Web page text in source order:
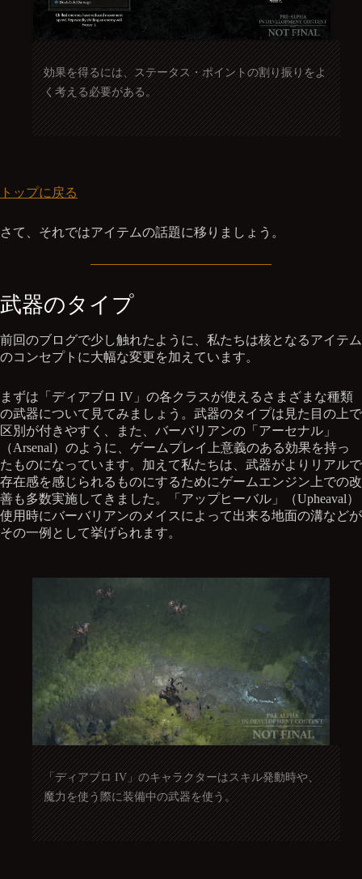
効果を得るには、ステータス・ポイントの割り振りをよ
く考える必要がある。
トップに戻る
さて、それではアイテムの話題に移りましょう。
武器のタイプ
前回のブログで少し触れたように、私たちは核となるアイテム
のコンセプトに大幅な変更を加えています。
まずは「ディアブロ IV」の各クラスが使えるさまざまな種類
の武器について見てみましょう。武器のタイプは見た目の上で
区別が付きやすく、また、バーバリアンの「アーセナル」
（Arsenal）のように、ゲームプレイ上意義のある効果を持っ
たものになっています。加えて私たちは、武器がよりリアルで
存在感を感じられるものにするためにゲームエンジン上での改
善も多数実施してきました。「アップヒーバル」（Upheaval）
使用時にバーバリアンのメイスによって出来る地面の溝などが
その一例として挙げられます。
「ディアブロ IV」のキャラクターはスキル発動時や、
魔力を使う際に装備中の武器を使う。